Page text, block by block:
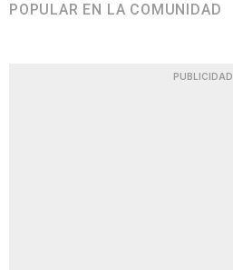
POPULAR EN LA COMUNIDAD
PUBLICIDAD